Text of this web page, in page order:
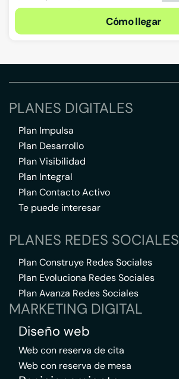
Cómo llegar
PLANES DIGITALES
Plan Impulsa
Plan Desarrollo
Plan Visibilidad
Plan Integral
Plan Contacto Activo
Te puede interesar
PLANES REDES SOCIALES
Plan Construye Redes Sociales
Plan Evoluciona Redes Sociales
Plan Avanza Redes Sociales
MARKETING DIGITAL
Diseño web
Web con reserva de cita
Web con reserva de mesa